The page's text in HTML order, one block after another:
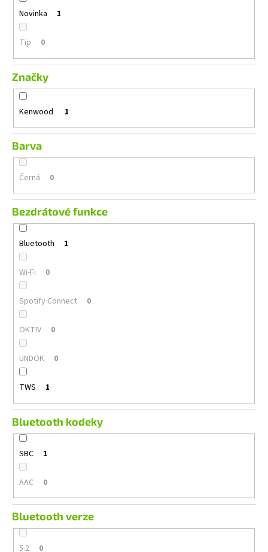
Novinka 1
Tip 0
Značky
Kenwood 1
Barva
Černá 0
Bezdrátové funkce
Bluetooth 1
Wi-Fi 0
Spotify Connect 0
OKTIV 0
UNDOK 0
TWS 1
Bluetooth kodeky
SBC 1
AAC 0
Bluetooth verze
5.2 0
m
e
MACROM
T1003DAB
11
490
Kč